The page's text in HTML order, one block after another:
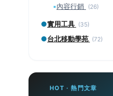
▪內容行銷 (26)
●實用工具 (35)
●台北移動學苑 (72)
HOT · 熱門文章